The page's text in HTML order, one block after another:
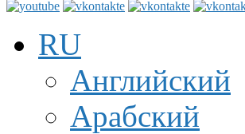
RU
Английский
Арабский